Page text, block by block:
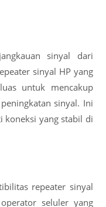
sinyal dari
sinyal HP yang
untuk mencakup
sinyal. Ini
koneksi yang stabil di
repeater sinyal
seluler yang